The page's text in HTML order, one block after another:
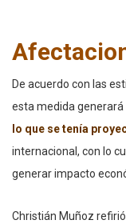
De acuerdo con las
esta medida generará
lo que se tenía
internacional, con lo
generar impacto
Christián Muñoz